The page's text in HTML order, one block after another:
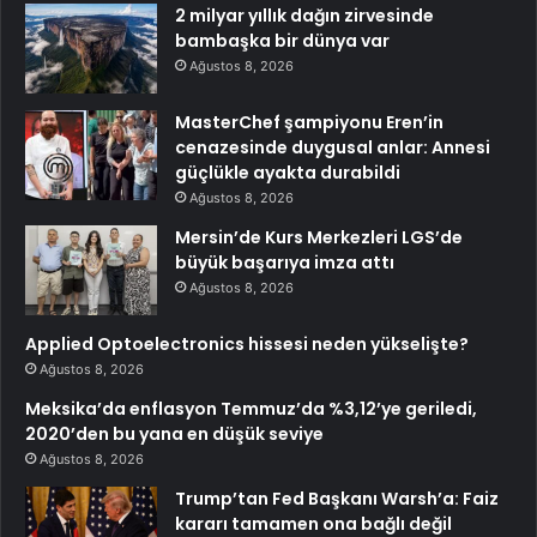
2 milyar yıllık dağın zirvesinde
bambaşka bir dünya var
Ağustos 8, 2026
MasterChef şampiyonu Eren’in
cenazesinde duygusal anlar: Annesi
güçlükle ayakta durabildi
Ağustos 8, 2026
Mersin’de Kurs Merkezleri LGS’de
büyük başarıya imza attı
Ağustos 8, 2026
Applied Optoelectronics hissesi neden yükselişte?
Ağustos 8, 2026
Meksika’da enflasyon Temmuz’da %3,12’ye geriledi,
2020’den bu yana en düşük seviye
Ağustos 8, 2026
Trump’tan Fed Başkanı Warsh’a: Faiz
kararı tamamen ona bağlı değil